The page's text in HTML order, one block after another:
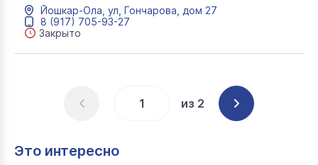
Йошкар-Ола, ул, Гончарова, дом 27
8 (917) 705-93-27
Закрыто
из 2
Это интересно